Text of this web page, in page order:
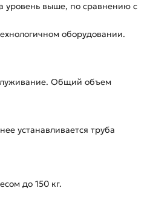
уровень выше, по сравнению с
оборудовании.
Общий объем
устанавливается труба
до 150 кг.